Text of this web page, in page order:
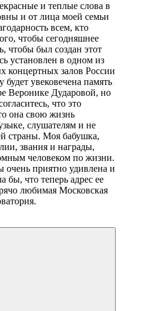
и теплые слова в
и от лица моей семьи
всем, кто
чтобы сегодняшнее
чтобы был создан этот
установлен в одном из
концертных залов России
будет увековечена память
Веронике Дударовой, но
что это
она свою жизнь
слушателям и не
страны. Моя бабушка,
звания и награды,
человеком по жизни.
приятно удивлена и
бы, что теперь адрес ее
любимая Московская